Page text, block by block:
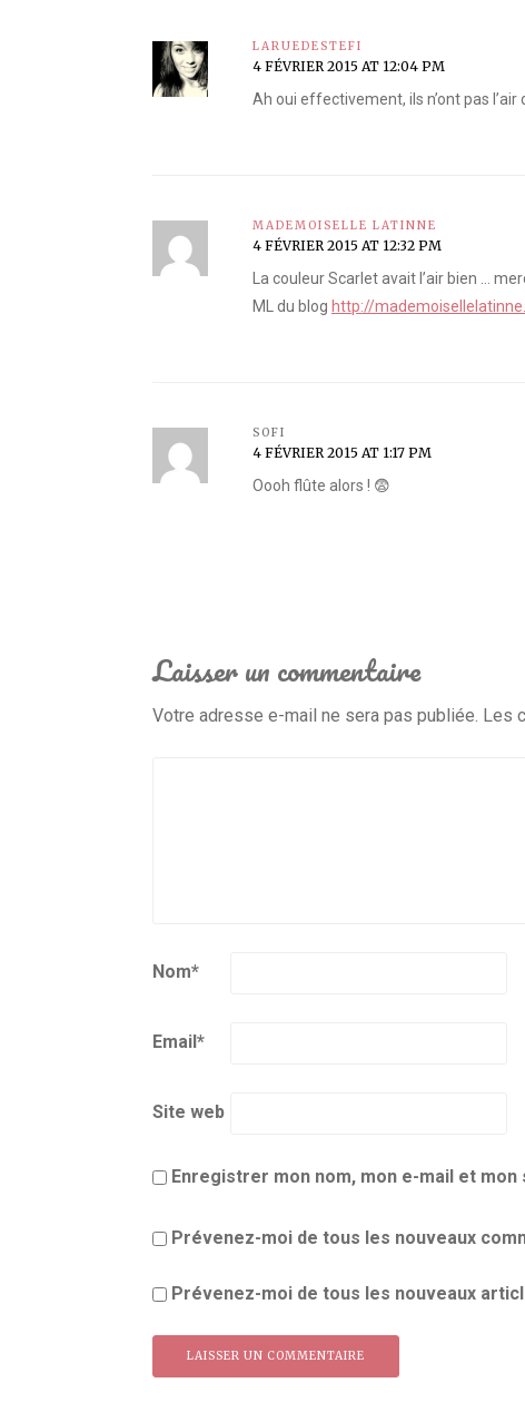
LARUEDESTEFI
4 FÉVRIER 2015 AT 12:04 PM
Ah oui effectivement, ils n’ont pas l’air
MADEMOISELLE LATINNE
4 FÉVRIER 2015 AT 12:32 PM
La couleur Scarlet avait l’air bien …
ML du blog http://
SOFI
4 FÉVRIER 2015 AT 1:17 PM
Oooh flûte alors ! 😨
Laisser un commentaire
Votre adresse e-mail ne sera pas publiée. Les
Nom*
Email *
Site web
Enregistrer mon nom, mon e-mail et
Prévenez-moi de tous les nouveaux
Prévenez-moi de tous les nouveaux